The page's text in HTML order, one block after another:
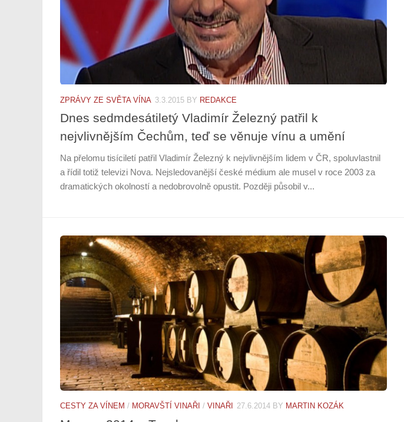
ZPRÁVY ZE SVĚTA VÍNA 3.3.2015 BY REDAKCE
Dnes sedmdesátiletý Vladimír Železný patřil k
nejvlivnějším Čechům, teď se věnuje vínu a umění
Na přelomu tisíciletí patřil Vladimír Železný k nejvlivnějším lidem v ČR, spoluvlastnil
a řídil totiž televizi Nova. Nejsledovanější české médium ale musel v roce 2003 za
dramatických okolností a nedobrovolně opustit. Později působil v...
CESTY ZA VÍNEM / MORAVŠTÍ VINAŘI / VINAŘI 27.6.2014 BY MARTIN KOZÁK